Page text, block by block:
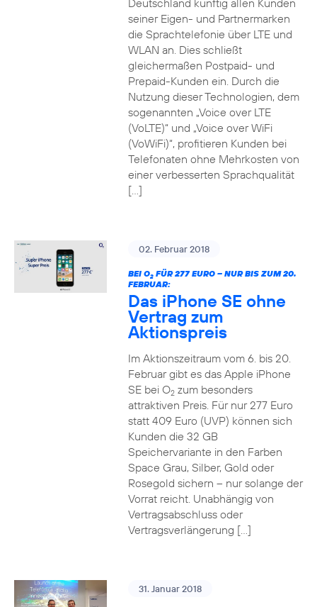
Deutschland künftig allen Kunden
seiner Eigen- und Partnermarken
die Sprachtelefonie über LTE und
WLAN an. Dies schließt
gleichermaßen Postpaid- und
Prepaid-Kunden ein. Durch die
Nutzung dieser Technologien, dem
sogenannten „Voice over LTE
(VoLTE)“ und „Voice over WiFi
(VoWiFi)“, profitieren Kunden bei
Telefonaten ohne Mehrkosten von
einer verbesserten Sprachqualität
[…]
02. Februar 2018
BEI O2FÜR 277 EURO – NUR BIS ZUM 20.
FEBRUAR:
Das iPhone SE ohne
Vertrag zum
Aktionspreis
Im Aktionszeitraum vom 6. bis 20.
Februar gibt es das Apple iPhone
SE bei O2zum besonders
attraktiven Preis. Für nur 277 Euro
statt 409 Euro (UVP) können sich
Kunden die 32 GB
Speichervariante in den Farben
Space Grau, Silber, Gold oder
Rosegold sichern – nur solange der
Vorrat reicht. Unabhängig von
Vertragsabschluss oder
Vertragsverlängerung […]
31. Januar 2018